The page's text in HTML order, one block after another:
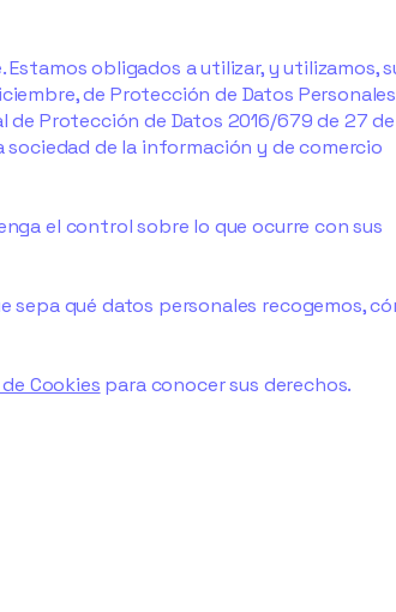
obligados a utilizar, y utilizamos,
de Protección de Datos
de Protección de Datos 2016/679 de 27 de
sociedad de la información y de comercio
el control sobre lo que ocurre con sus
sepa qué datos personales recogemos,
Cookies para conocer sus derechos.